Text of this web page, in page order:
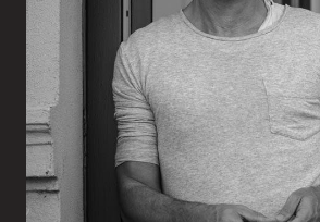
Inscribir
Boletería